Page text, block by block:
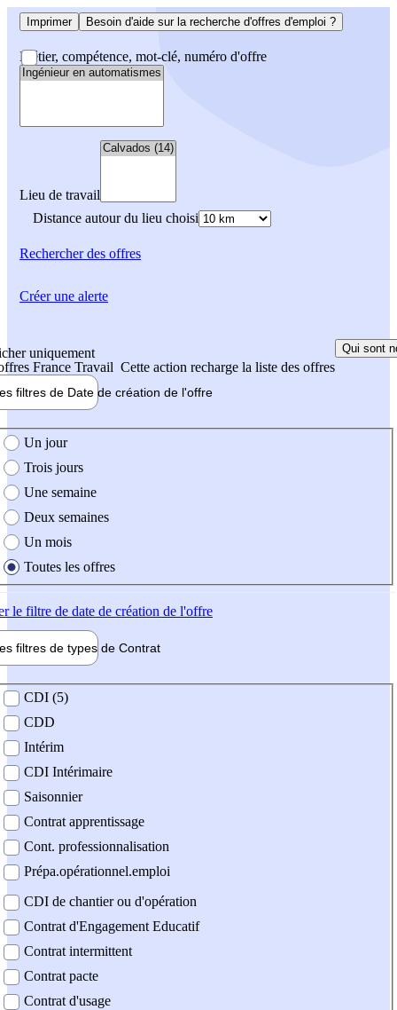
Imprimer Besoin d'aide sur la recherche d'offres d'emploi ?
Métier, compétence, mot-clé, numéro d'offre
Lieu de travail
Distance autour du lieu choisi
Rechercherdes offres
uniquement
France Travail Cette action recharge la liste des offres
Qui sont
filtres de Date de création de l'offre
création de l'offre
Un jour
Trois jours
Une semaine
Deux semaines
Un mois
Toutes les offres
le filtre de date de création de l'offre
filtres de types de Contrat
contrat
CDI (5)
CDD
Intérim
CDI Intérimaire
Saisonnier
Contrat apprentissage
Cont. professionnalisation
Prépa.opérationnel.emploi
CDI de chantier ou d'opération
Contrat d'Engagement Educatif
Contrat intermittent
Contrat pacte
Contrat d'usage
Créer une alerte